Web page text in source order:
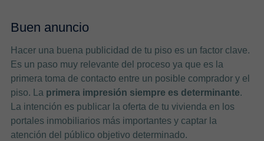
Buen anuncio
Hacer una buena publicidad de tu piso es un factor clave.
Es un paso muy relevante del proceso ya que es la
primera toma de contacto entre un posible comprador y el
piso. La primera impresión siempre es determinante.
La intención es publicar la oferta de tu vivienda en los
portales inmobiliarios más importantes y captar la
atención del público objetivo determinado.